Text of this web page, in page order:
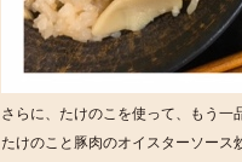
さらに、たけのこを使って、もう一
たけのこと豚肉のオイスターソース